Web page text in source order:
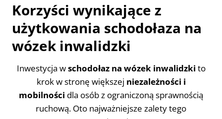
Korzyści wynikające z
użytkowania schodołaza na
wózek inwalidzki
Inwestycja wschodołaz na wózek inwalidzki to
krok w stronę większej niezależności i
mobilności dla osób z ograniczoną sprawnością
ruchową. Oto najważniejsze zalety tego